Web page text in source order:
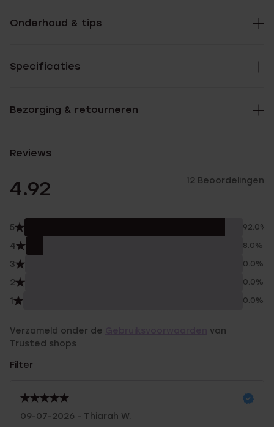
Onderhoud & tips
Specificaties
Bezorging & retourneren
Reviews
4.92 12 Beoordelingen
5 92.0%
4 8.0%
3 0.0%
2 0.0%
1 0.0%
Verzameld onder de
van
Trusted shops
Filter
09-07-2026 - Thiarah W.